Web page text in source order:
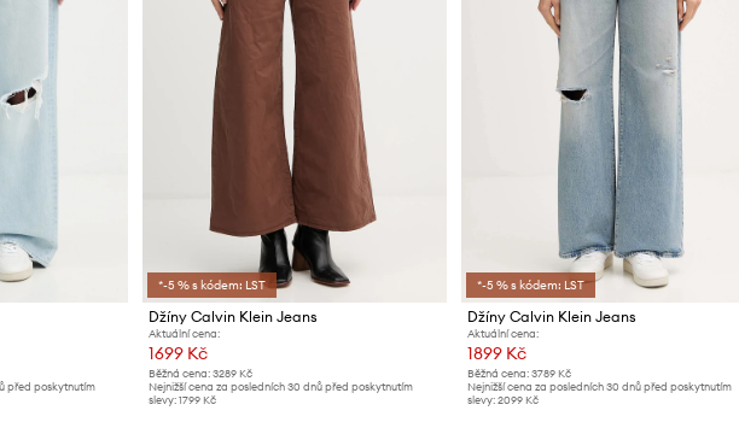
před poskytnutím
*-5 % s kódem: LST
Džíny Calvin Klein Jeans
Aktuální cena:
1699 Kč
Běžná cena: 3289 Kč
Nejnižší cena za posledních 30 dnů před poskytnutím
slevy: 1799 Kč
*-5 % s kódem: LST
Džíny Calvin Klein Jeans
Aktuální cena:
1899 Kč
Běžná cena: 3789 Kč
Nejnižší cena za posledních 30 dnů před poskytnutím
slevy: 2099 Kč